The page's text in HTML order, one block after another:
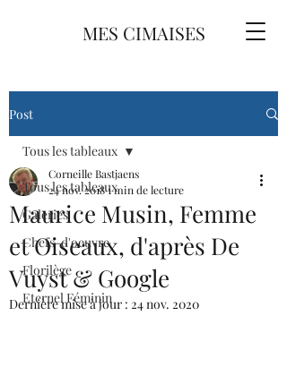
MES CIMAISES
Post
Tous les tableaux
Galeries
Chefs-d'oeuvre
Florilège
Eternel Féminin
Tous les tableaux
Maurice Musin, Femme
et Oiseaux, d'après De
Vuyst & Google
Corneille Bastjaens
24 nov. 20181 min de lecture
Dernière mise à jour : 24 nov. 2020